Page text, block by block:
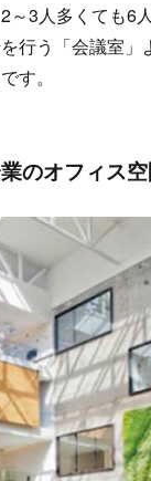
3人多くても6
行う「会議室
す。
のオフィス